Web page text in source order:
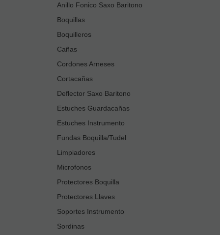
Anillo Fonico Saxo Baritono
Boquillas
Boquilleros
Cañas
Cordones Arneses
Cortacañas
Deflector Saxo Baritono
Estuches Guardacañas
Estuches Instrumento
Fundas Boquilla/Tudel
Limpiadores
Microfonos
Protectores Boquilla
Protectores Llaves
Soportes Instrumento
Sordinas